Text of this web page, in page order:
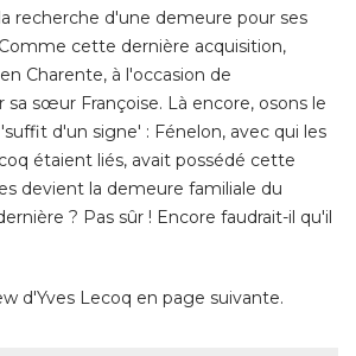
d'un signe' : Fénelon, avec qui les
étaient liés, avait possédé cette
devient la demeure familiale du
? Pas sûr ! Encore faudrait-il qu'il
d'Yves Lecoq en page suivante.